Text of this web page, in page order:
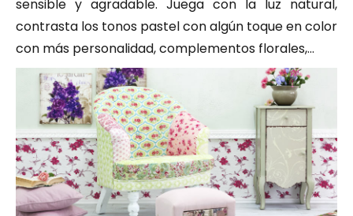
sensible y agradable. Juega con la luz natural,
contrasta los tonos pastel con algún toque en color
con más personalidad, complementos florales,…